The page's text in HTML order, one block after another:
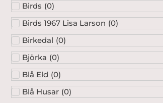
Birds (0)
Birds 1967 Lisa Larson (0)
Birkedal (0)
Björka (0)
Blå Eld (0)
Blå Husar (0)